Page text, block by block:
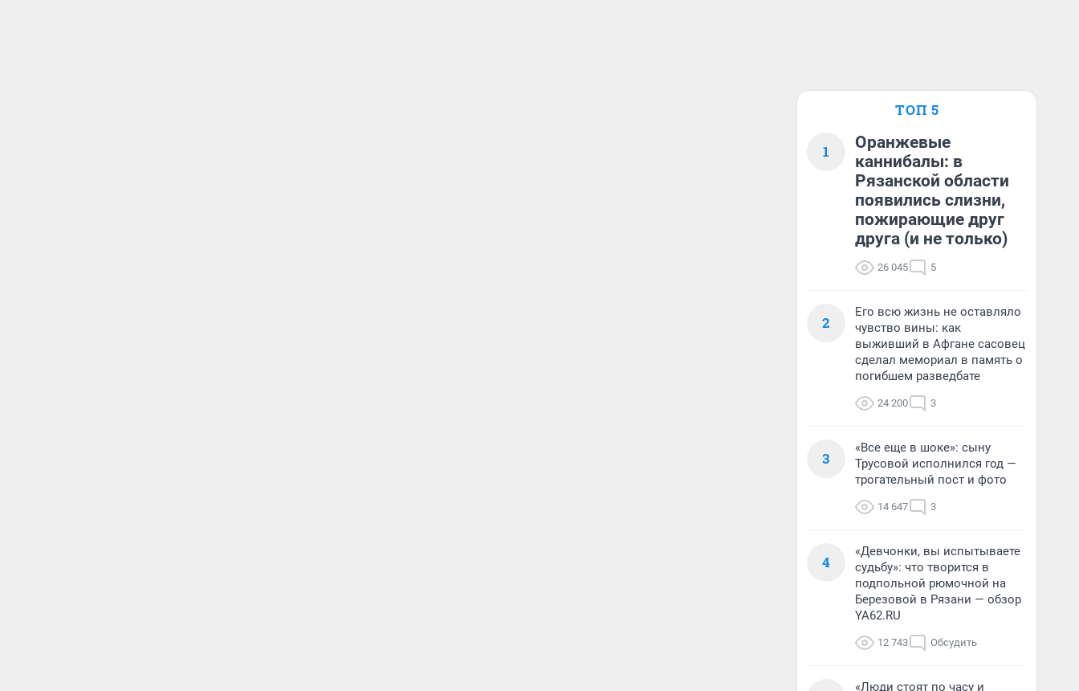
ТОП 5
1
Оранжевые
каннибалы: в
Рязанской области
появились слизни,
пожирающие друг
друга (и не только)
26 045 5
2
Его всю жизнь не оставляло
чувство вины: как
выживший в Афгане сасовец
сделал мемориал в память о
погибшем разведбате
24 200 3
3
«Все еще в шоке»: сыну
Трусовой исполнился год —
трогательный пост и фото
14 647 3
4
«Девчонки, вы испытываете
судьбу»: что творится в
подпольной рюмочной на
Березовой в Рязани — обзор
YA62.RU
12 743 Обсудить
«Люди стоят по часу и